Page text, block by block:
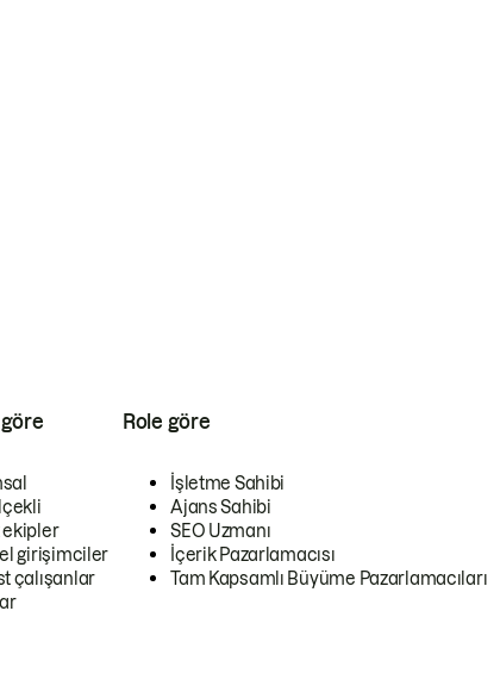
ekipler
girişimciler
çalışanlar
Role göre
İşletme Sahibi
Ajans Sahibi
SEO Uzmanı
İçerik Pazarlamacısı
Tam Kapsamlı Büyüme Pazarlamacıları